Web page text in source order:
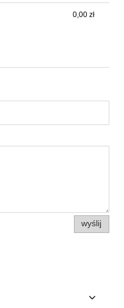
0,00 zł
wyślij